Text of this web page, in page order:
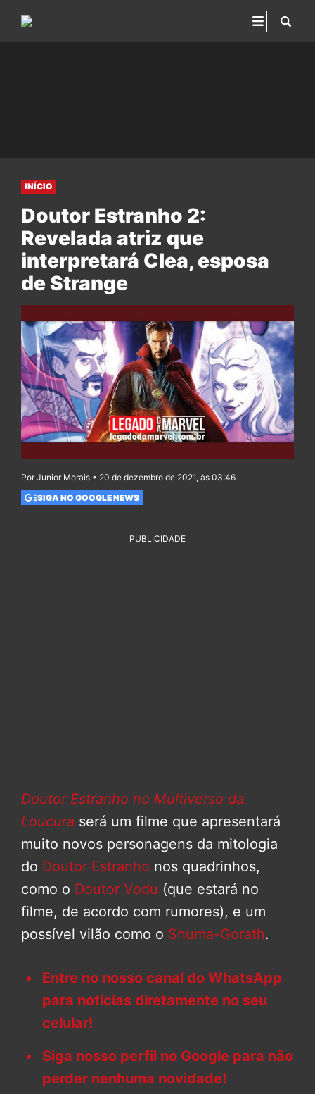
INÍCIO
Doutor Estranho 2:
Revelada atriz que
interpretará Clea, esposa
de Strange
Por Junior Morais • 20 de dezembro de 2021, às 03:46
SIGA NO GOOGLE NEWS
PUBLICIDADE
Doutor Estranho no Multiverso da
Loucura será um filme que apresentará
muito novos personagens da mitologia
do Doutor Estranho nos quadrinhos,
como o Doutor Vodu (que estará no
filme, de acordo com rumores), e um
possível vilão como o Shuma-Gorath.
Entre no nosso canal do WhatsApp
para notícias diretamente no seu
celular!
Siga nosso perfil no Google para não
perder nenhuma novidade!